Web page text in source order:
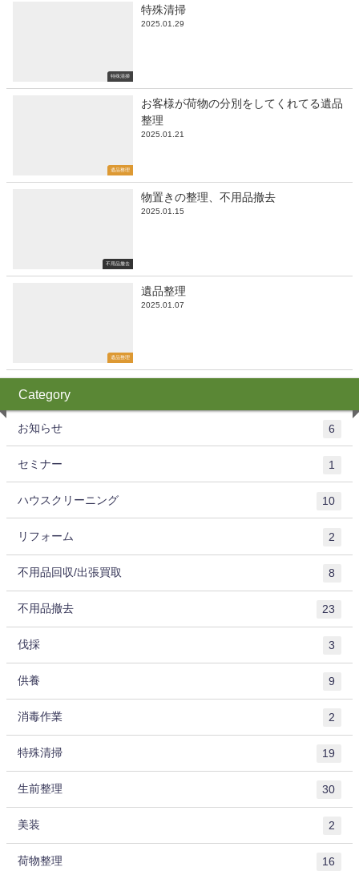
特殊清掃
特殊清掃
2025.01.29
遺品整理
お客様が荷物の分別をしてくれてる遺品
整理
2025.01.21
不用品撤去
物置きの整理、不用品撤去
2025.01.15
遺品整理
遺品整理
2025.01.07
Category
お知らせ 6
セミナー 1
ハウスクリーニング 10
リフォーム 2
不用品回収/出張買取 8
不用品撤去 23
伐採 3
供養 9
消毒作業 2
特殊清掃 19
生前整理 30
美装 2
荷物整理 16